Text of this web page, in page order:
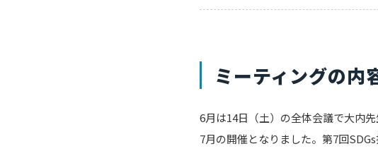
ミーティングの内
6月は14日（土）の全体会議で大内
7月の開催となりました。第7回